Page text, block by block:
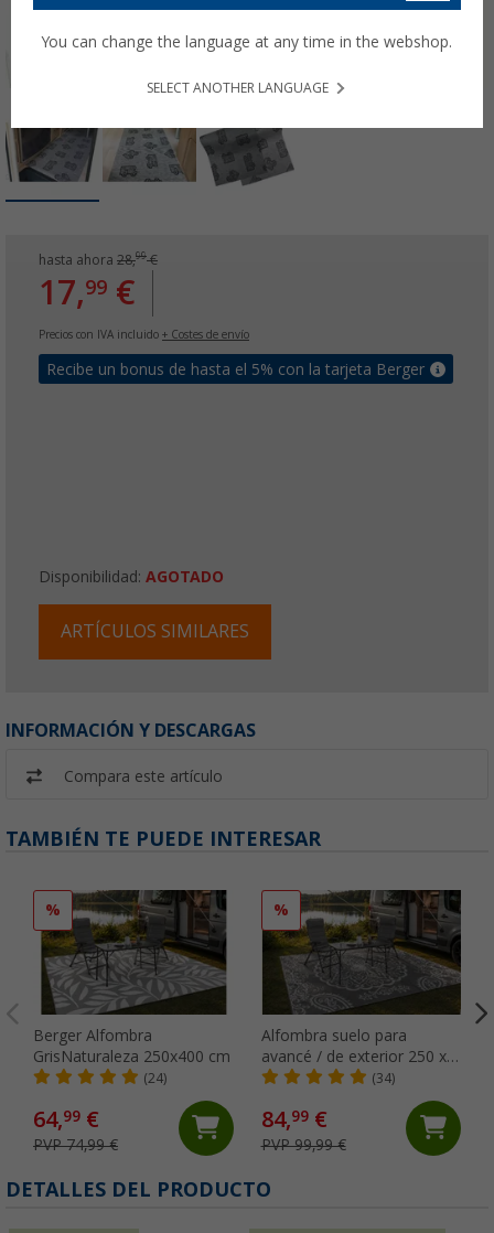
hasta ahora 28,99€
17,99 €
Precios con IVA incluido + Costes de envío
Recibe un bonus de hasta el 5% con la tarjeta Berger
Disponibilidad: AGOTADO
ARTÍCULOS SIMILARES
INFORMACIÓN Y DESCARGAS
Compara este artículo
TAMBIÉN TE PUEDE INTERESAR
%
Berger Alfombra
GrisNaturaleza 250x400 cm
(24)
64,99 €
PVP 74,99 €
%
Alfombra suelo para
avancé / de exterior 250 x
600 cm GreyOrnament
(34)
84,99€
PVP 99,99 €
DETALLES DEL PRODUCTO
You can change the language at any time in the webshop.
SELECT ANOTHER LANGUAGE